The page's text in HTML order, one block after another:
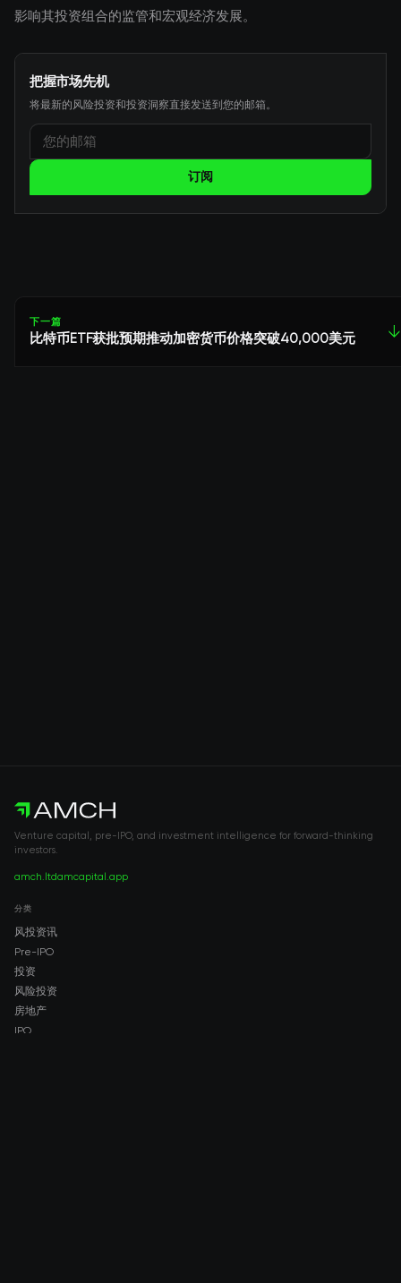
影响其投资组合的监管和宏观经济发展。
把握市场先机
将最新的风险投资和投资洞察直接发送到您的邮箱。
订阅
下一篇
比特币ETF获批预期推动加密货币价格突破40,000美元 ↓
Venture capital, pre-IPO, and investment intelligence for forward-thinking
investors.
amch.ltdamcapital.app
分类
风投资讯
Pre-IPO
投资
风险投资
房地产
IPO